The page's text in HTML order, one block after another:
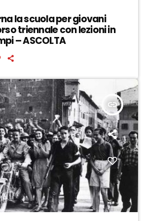
la scuola per giovani
triennale con lezioni in
– ASCOLTA
insert_link